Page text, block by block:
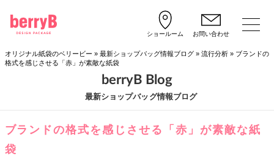
ショールーム お問い合わせ
オリジナル紙袋のベリービー » 最新ショップバッグ情報ブログ» 流行分析» ブランドの
格式を感じさせる「赤」が素敵な紙袋
最新ショップバッグ情報ブログ
berryB Blog
ブランドの格式を感じさせる「赤」が素敵な紙
袋